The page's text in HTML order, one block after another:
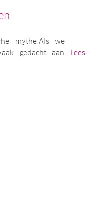
mythe Als we
gedacht aan
Lees